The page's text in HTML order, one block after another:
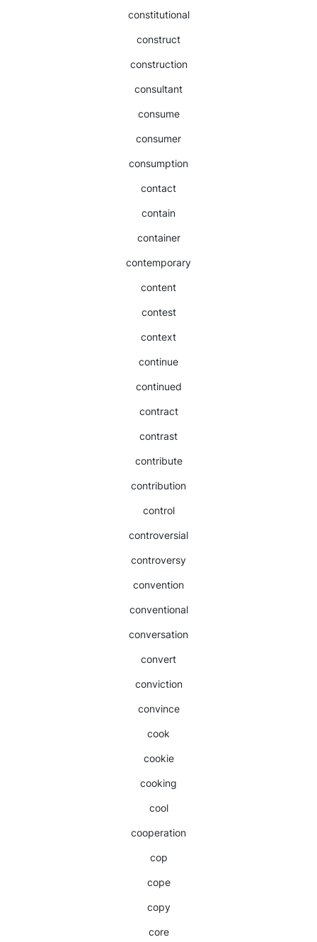
constitutional
construct
construction
consultant
consume
consumer
consumption
contact
contain
container
contemporary
content
contest
context
continue
continued
contract
contrast
contribute
contribution
control
controversial
controversy
convention
conventional
conversation
convert
conviction
convince
cook
cookie
cooking
cool
cooperation
cop
cope
copy
core